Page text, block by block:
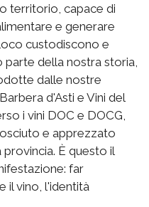
territorio, capace di
e generare
custodiscono e
della nostra storia,
dalle nostre
d'Asti e Vini del
i vini DOC e DOCG,
e apprezzato
È questo il
far
il vino, l'identità